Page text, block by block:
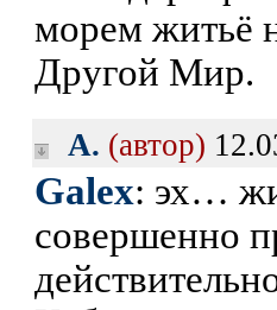
морем житьё
Другой Мир.
A. (автор)
Galex: эх…
совершенно